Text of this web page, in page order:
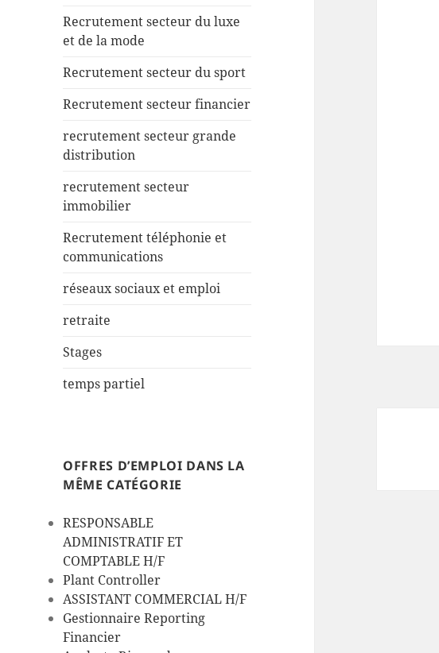
Recrutement secteur du luxe
et de la mode
Recrutement secteur du sport
Recrutement secteur financier
recrutement secteur grande
distribution
recrutement secteur
immobilier
Recrutement téléphonie et
communications
réseaux sociaux et emploi
retraite
Stages
temps partiel
OFFRES D’EMPLOI DANS LA
MÊME CATÉGORIE
RESPONSABLE
ADMINISTRATIF ET
COMPTABLE H/F
Plant Controller
ASSISTANT COMMERCIAL H/F
Gestionnaire Reporting
Financier